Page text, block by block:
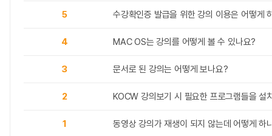
5 수강확인증 발급을 위한 강의 이용은 어떻게
4 MAC OS는 강의를 어떻게 볼 수 있나요?
3 문서로 된 강의는 어떻게 보나요?
2 KOCW 강의보기 시 필요한 프로그램들을 설
1 동영상 강의가 재생이 되지 않는데 어떻게 하